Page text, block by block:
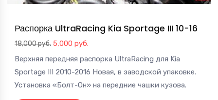
Распорка UltraRacing Kia Sportage III 10-16
18,000руб. Первоначальная
цена
составляла
18,000 руб..
5,000 руб.
цена:
5,000 руб..
Верхняя передняя распорка UltraRacing для Kia
Sportage III 2010-2016 Новая, в заводской упаковке.
Установка «Болт-Он» на передние чашки кузова.